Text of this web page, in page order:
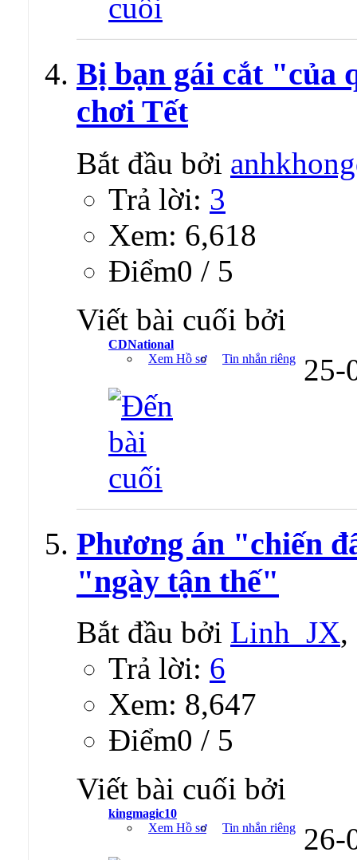
Bị bạn gái cắt "của
chơi Tết
Bắt đầu bởi
Trả lời: 3
Xem: 6,618
Ðiểm0 / 5
Viết bài cuối bởi
CDNational
Xem Hồ sơ
Tin nhắn riêng 25-
Phương án "chiến
"ngày tận thế"
Bắt đầu bởi Linh_JX,
Trả lời: 6
Xem: 8,647
Ðiểm0 / 5
Viết bài cuối bởi
kingmagic10
Xem Hồ sơ
Tin nhắn riêng 26-